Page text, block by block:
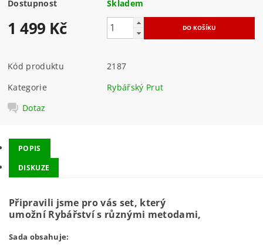
Dostupnost Skladem
1 499 Kč
Kód produktu
2187
Kategorie
Rybářský Prut
Dotaz
POPIS
DISKUZE
Připravili jsme pro vás set, který
umožníRybářstvís různými metodami,
Sada obsahuje: